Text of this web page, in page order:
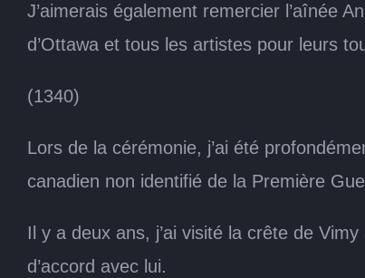
J’aimerais également remercier l’aînée
d’Ottawa et tous les artistes pour leurs
(1340)
Lors de la cérémonie, j’ai été
canadien non identifié de la Première
Il y a deux ans, j’ai visité la crête de
d’accord avec lui.